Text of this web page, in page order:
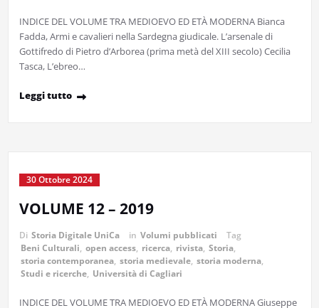
INDICE DEL VOLUME TRA MEDIOEVO ED ETÀ MODERNA Bianca
Fadda, Armi e cavalieri nella Sardegna giudicale. L’arsenale di
Gottifredo di Pietro d’Arborea (prima metà del XIII secolo) Cecilia
Tasca, L’ebreo…
Leggi tutto
30 Ottobre 2024
VOLUME 12 – 2019
Di Storia Digitale UniCa in Volumi pubblicati
Tag
Beni Culturali, open access, ricerca, rivista, Storia,
storia contemporanea, storia medievale, storia moderna,
Studi e ricerche, Università di Cagliari
INDICE DEL VOLUME TRA MEDIOEVO ED ETÀ MODERNA Giuseppe